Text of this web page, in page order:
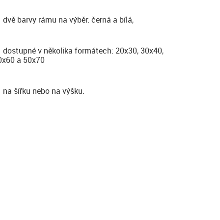
dvě barvy rámu na výběr: černá a bílá,
dostupné v několika formátech: 20x30, 30x40,
a 50x70
na šířku nebo na výšku.